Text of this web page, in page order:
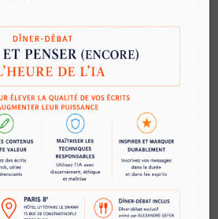
de la formation
plus d'informations
S'inscrire
sur-mesure
être manager d’un media